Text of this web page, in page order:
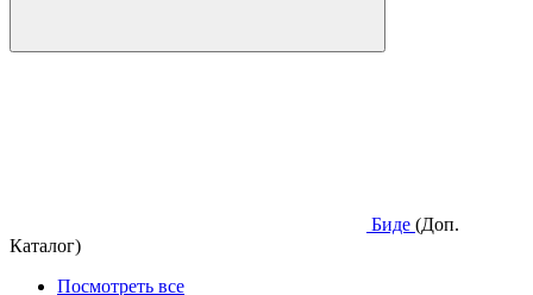
Биде (Доп.
Каталог)
Посмотреть все